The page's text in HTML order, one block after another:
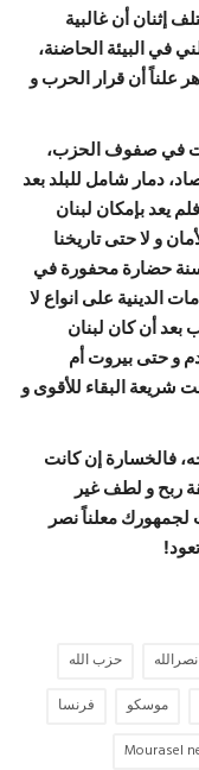
إثنان أن غالبية
في البيئة الحاضنة،
علناً أن قرار الحرب و
في صفوف الحزب،
دمار شامل للبلد بعد
يعد بإمكان لبنان
و لا حتى تاريخنا
سنة حضارة محفورة في
الدينية على انواع لا
بعد أن كان لبنان
و حتى بيروت أم
شريعة البقاء للأقوى و
فالخسارة إن كانت
ربح و لطف غير
معلناً نصر
حزب الله
موسكو
فرنسا
Mourasel